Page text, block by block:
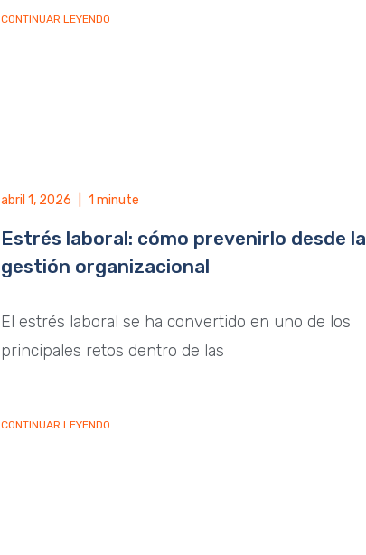
CONTINUAR LEYENDO
abril 1, 2026 1 minute
Estrés laboral: cómo prevenirlo desde la
gestión organizacional
El estrés laboral se ha convertido en uno de los
principales retos dentro de las
CONTINUAR LEYENDO